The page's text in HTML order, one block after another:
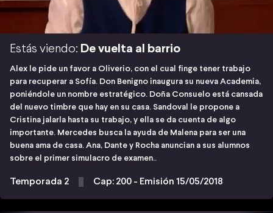
Estás viendo: De vuelta al barrio
Alex le pide un favor a Oliverio, con el cual finge tener trabajo
para recuperar a Sofía. Don Benigno inaugura su nueva Academia,
poniéndole un nombre estratégico. Doña Consuelo está cansada
del nuevo timbre que hay en su casa. Sandoval le propone a
Cristina jalarla hasta su trabajo, y ella se da cuenta de algo
importante. Mercedes busca la ayuda de Malena para ser una
buena ama de casa. Ana, Dante y Rocha anuncian a sus alumnos
sobre el primer simulacro de examen..
Temporada 2 Cap: 200 - Emisión 15/05/2018